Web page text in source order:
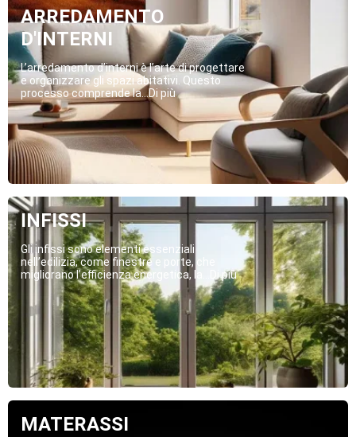
ARREDAMENTO
D'INTERNI
L’arredamento d’interni è l’arte di progettare
e organizzare gli spazi abitativi. Questo
processo comprende la...Di più
INFISSI
Gli infissi sono elementi essenziali
nell’edilizia, come finestre e porte, che
migliorano l’efficienza energetica, la...Di più
MATERASSI